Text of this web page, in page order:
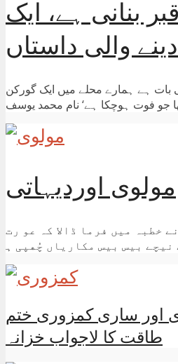
بنانی ہے، ایک
والی داستاں
بات ہے ہمارے محلے میں ایک گورکن
مولوی اوردیہاتی
ﺧﻄﺒﮧ ﻣﯿﮟ ﻓﺮﻣﺎ ﮈﺍﻻ ﮐﮧ ﻋﻮ ﺭﺕ
اور ساری کمزوری ختم
طاقت کا لاجواب خزانہ